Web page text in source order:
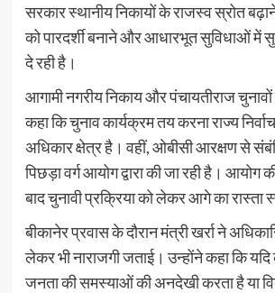
सरकार स्थानीय निकायों के राजस्व स्रोत
को पारदर्शी बनाने और आधारभूत सुविधाओं में
दे रही है।
आगामी नगरीय निकाय और पंचायतीराज
कहा कि चुनाव कार्यक्रम तय करना राज्य
अधिकार क्षेत्र है। वहीं, ओबीसी आरक्षण से
पिछड़ा वर्ग आयोग द्वारा की जा रही है। आयोग
बाद चुनावी प्रक्रिया को लेकर आगे का रास्ता
बीकानेर प्रवास के दौरान मंत्री खर्रा ने
लेकर भी नाराजगी जताई। उन्होंने कहा कि यदि
जनता की समस्याओं की अनदेखी करता है या